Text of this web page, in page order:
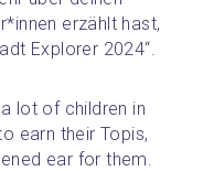
erzählt hast,
Explorer 2024“.
lot of children in
earn their Topis,
ear for them.